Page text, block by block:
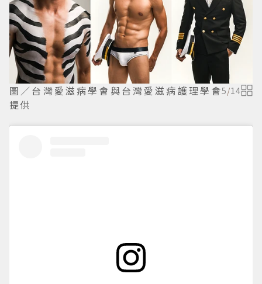
圖／台灣愛滋病學會與台灣愛滋病護理學會
提供
5/14